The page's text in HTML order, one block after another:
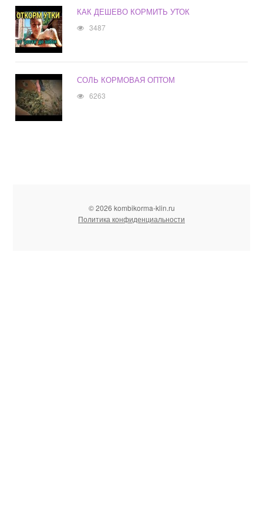
КАК ДЕШЕВО КОРМИТЬ УТОК
3487
СОЛЬ КОРМОВАЯ ОПТОМ
6263
© 2026 kombikorma-klin.ru
Политика конфиденциальности